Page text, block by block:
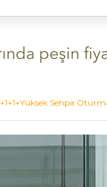
Sehpa